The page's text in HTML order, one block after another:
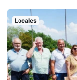
Locales